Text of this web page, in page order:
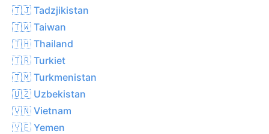
🇹🇯 Tadzjikistan
🇹🇼 Taiwan
🇹🇭 Thailand
🇹🇷 Turkiet
🇹🇲 Turkmenistan
🇺🇿 Uzbekistan
🇻🇳 Vietnam
🇾🇪 Yemen